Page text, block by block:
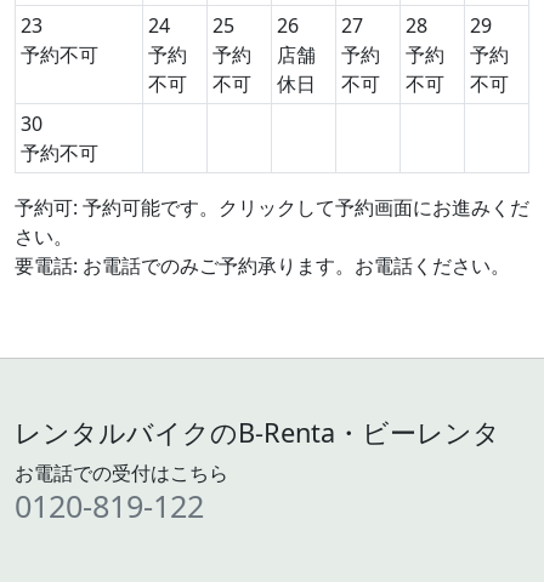
23
予約不可
24
予約
不可
25
予約
不可
26
店舗
休日
27
予約
不可
28
予約
不可
29
予約
不可
30
予約不可
予約可: 予約可能です。クリックして予約画面にお進みくだ
さい。
要電話: お電話でのみご予約承ります。お電話ください。
レンタルバイクのB-Renta・ビーレンタ
お電話での受付はこちら
0120-819-122